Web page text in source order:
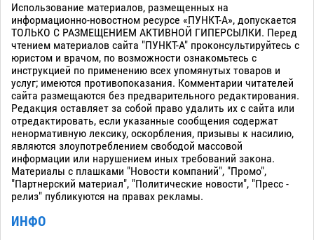
Использование материалов, размещенных на
информационно-новостном ресурсе «ПУНКТ-А», допускается
ТОЛЬКО С РАЗМЕЩЕНИЕМ АКТИВНОЙ ГИПЕРСЫЛКИ. Перед
чтением материалов сайта "ПУНКТ-А" проконсультируйтесь с
юристом и врачом, по возможности ознакомьтесь с
инструкцией по применению всех упомянутых товаров и
услуг; имеются противопоказания. Комментарии читателей
сайта размещаются без предварительного редактирования.
Редакция оставляет за собой право удалить их с сайта или
отредактировать, если указанные сообщения содержат
ненормативную лексику, оскорбления, призывы к насилию,
являются злоупотреблением свободой массовой
информации или нарушением иных требований закона.
Материалы с плашками "Новости компаний", "Промо",
"Партнерский материал", "Политические новости", "Пресс -
релиз" публикуются на правах рекламы.
ИНФО